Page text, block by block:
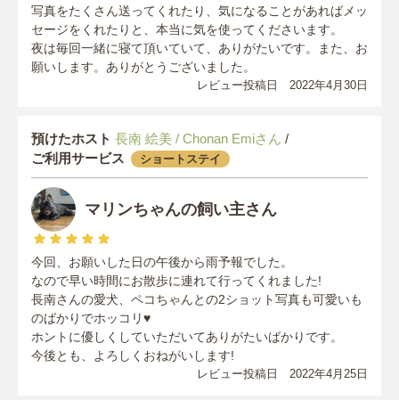
写真をたくさん送ってくれたり、気になることがあればメッ
セージをくれたりと、本当に気を使ってくださいます。
夜は毎回一緒に寝て頂いていて、ありがたいです。また、お
願いします。ありがとうございました。
レビュー投稿日 2022年4月30日
預けたホスト 長南 絵美 / Chonan Emiさん /
ご利用サービス
ショートステイ
マリンちゃんの飼い主さん
今回、お願いした日の午後から雨予報でした。
なので早い時間にお散歩に連れて行ってくれました!
長南さんの愛犬、ペコちゃんとの2ショット写真も可愛いも
のばかりでホッコリ♥
ホントに優しくしていただいてありがたいばかりです。
今後とも、よろしくおねがいします!
レビュー投稿日 2022年4月25日